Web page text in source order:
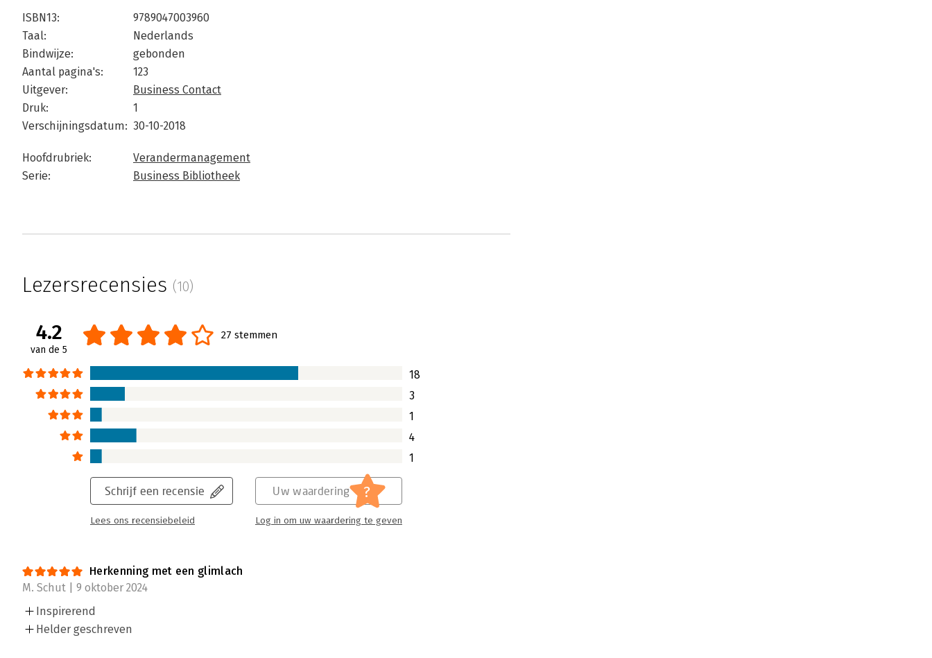
ISBN13:
9789047003960
Taal:
Nederlands
Bindwijze:
gebonden
Aantal pagina's:
123
Uitgever:
Business Contact
Druk:
1
Verschijningsdatum: 30-10-2018
Hoofdrubriek:
Verandermanagement
Serie:
Business Bibliotheek
Lezersrecensies (10)
4.2
van de 5
27 stemmen
18
3
1
4
1
Schrijf een recensie
Lees ons recensiebeleid
Uw waardering ?
Log in om uw waardering te geven
Herkenning met een glimlach
M. Schut | 9 oktober 2024
Inspirerend
Helder geschreven